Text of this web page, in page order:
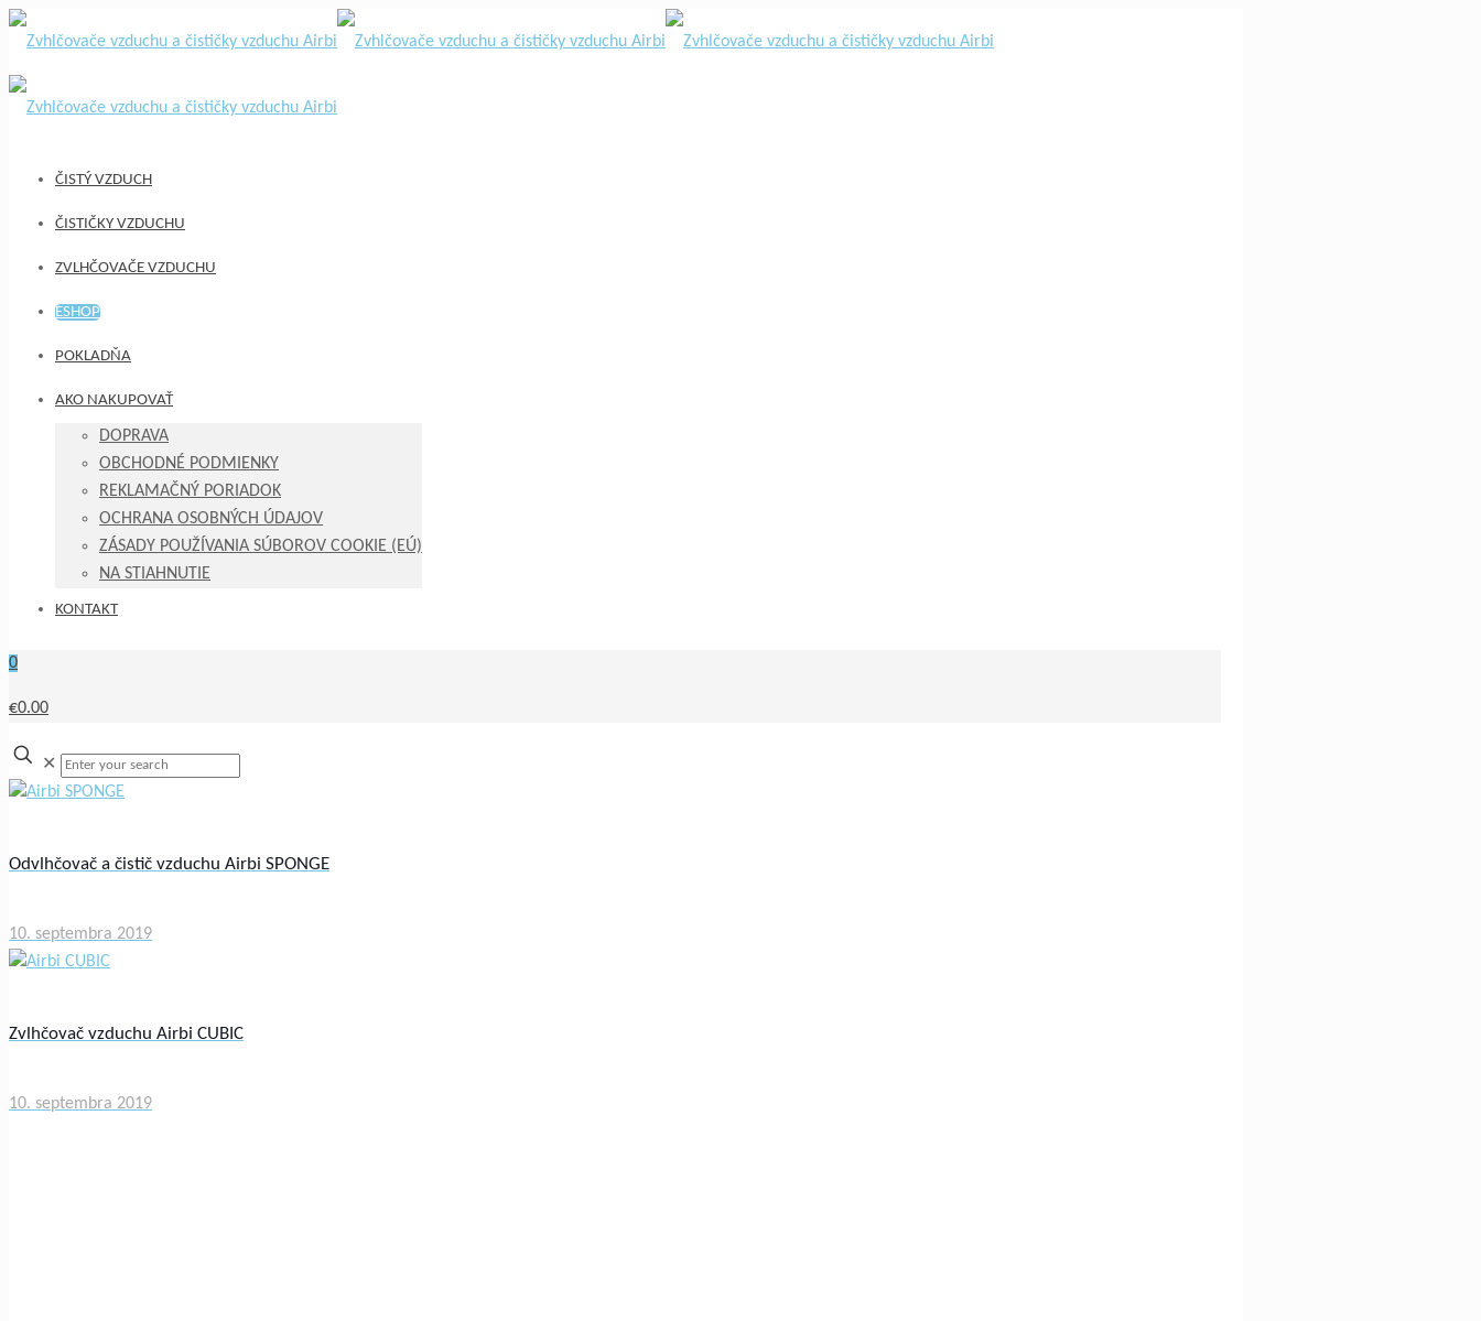
ČISTÝ VZDUCH
ČISTIČKY VZDUCHU
ZVLHČOVAČE VZDUCHU
ESHOP
POKLADŇA
AKO NAKUPOVAŤ
DOPRAVA
OBCHODNÉ PODMIENKY
REKLAMAČNÝ PORIADOK
OCHRANA OSOBNÝCH ÚDAJOV
ZÁSADY POUŽÍVANIA SÚBOROV COOKIE (EÚ)
NA STIAHNUTIE
KONTAKT
0
€0.00
✕
Odvlhčovač a čistič vzduchu Airbi SPONGE
10. septembra 2019
Zvlhčovač vzduchu Airbi CUBIC
10. septembra 2019